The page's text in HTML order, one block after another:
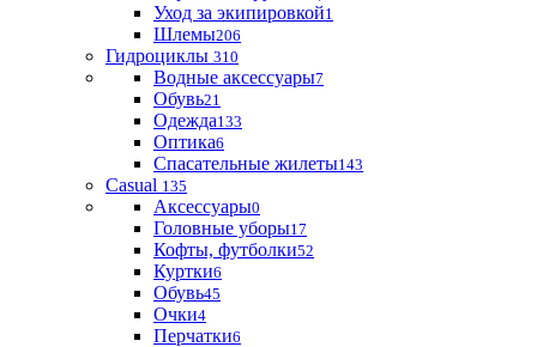
Уход за экипировкой1
Шлемы206
Гидроциклы 310
Водные аксессуары7
Обувь21
Одежда133
Оптика6
Спасательные жилеты143
Casual 135
Аксессуары0
Головные уборы17
Кофты, футболки52
Куртки6
Обувь45
Очки4
Перчатки6